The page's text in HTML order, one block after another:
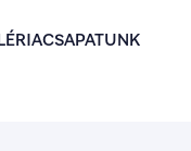
CSAPATUNK